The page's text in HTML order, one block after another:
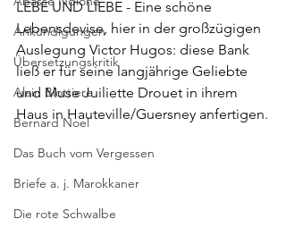
Ankündigungen
Übersetzungskritik
Alain Blottiere
Bernard Noel
Das Buch vom Vergessen
Briefe a. j. Marokkaner
Die rote Schwalbe
LEBE UND LIEBE - Eine schöne
Lebensdevise, hier in der großzügigen
Auslegung Victor Hugos: diese Bank
ließ er für seine langjährige Geliebte
und Muse Juiliette Drouet in ihrem
Haus in Hauteville/Guersney anfertigen.